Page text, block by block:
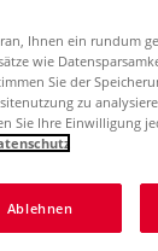
Mittel-
Ihnen ein rundum
wie
Sie der
zu
Sie Ihre Einwilligung
Ablehnen